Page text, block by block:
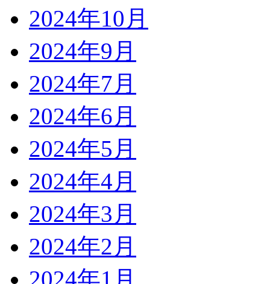
2024年10月
2024年9月
2024年7月
2024年6月
2024年5月
2024年4月
2024年3月
2024年2月